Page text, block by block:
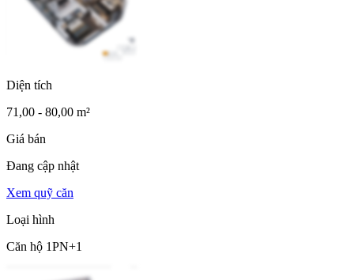
Diện tích
71,00 - 80,00 m²
Giá bán
Đang cập nhật
Xem quỹ căn
Loại hình
Căn hộ 1PN+1